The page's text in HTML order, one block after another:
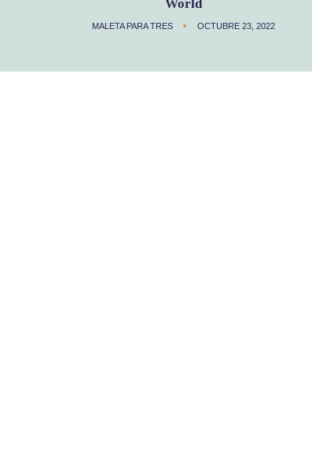
World
MALETA PARA TRES OCTUBRE 23, 2022